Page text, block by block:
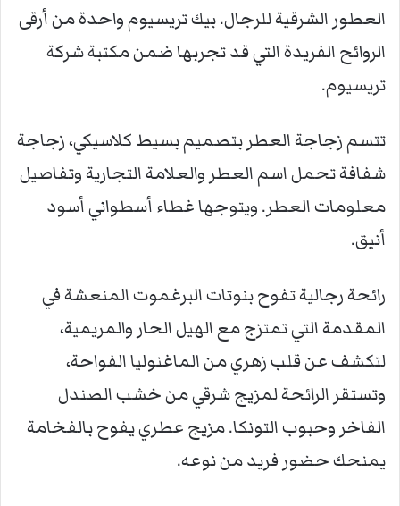
العطور الشرقية للرجال. بيك تريسيوم واحدة من أرقى
الروائح الفريدة التي قد تجربها ضمن مكتبة شركة
تريسيوم.
تتسم زجاجة العطر بتصميم بسيط كلاسيكي، زجاجة
شفافة تحمل اسم العطر والعلامة التجارية وتفاصيل
معلومات العطر. ويتوجها غطاء أسطواني أسود
أنيق.
رائحة رجالية تفوح بنوتات البرغموت المنعشة في
المقدمة التي تمتزج مع الهيل الحار والمريمية،
لتكشف عن قلب زهري من الماغنوليا الفواحة،
وتستقر الرائحة لمزيج شرقي من خشب الصندل
الفاخر وحبوب التونكا. مزيج عطري يفوح بالفخامة
يمنحك حضور فريد من نوعه.